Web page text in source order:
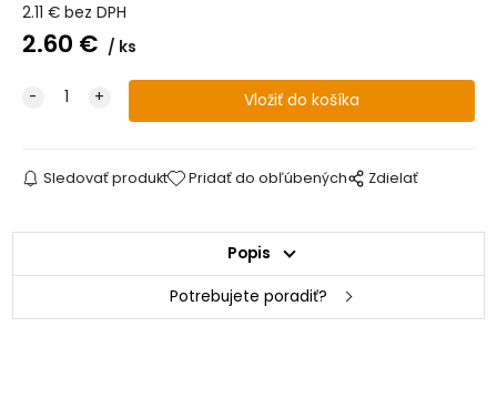
2.11 € bez DPH
2.60 € ks
Sledovať produkt Pridať do obľúbených Zdielať
Popis
Potrebujete poradiť?